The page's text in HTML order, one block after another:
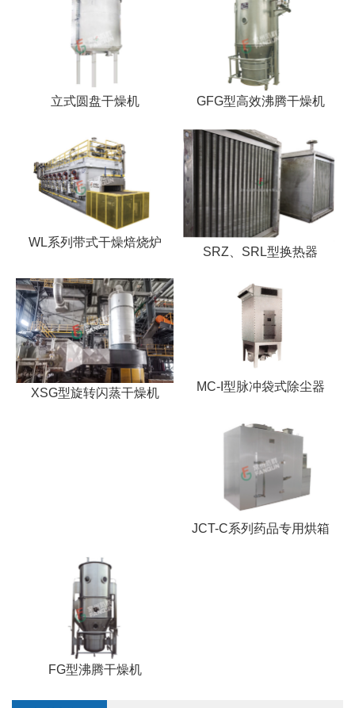
立式圆盘干燥机 GFG型高效沸腾干燥机
WL系列带式干燥焙烧炉
SRZ、SRL型换热器
XSG型旋转闪蒸干燥机 MC-I型脉冲袋式除尘器
JCT-C系列药品专用烘箱
FG型沸腾干燥机